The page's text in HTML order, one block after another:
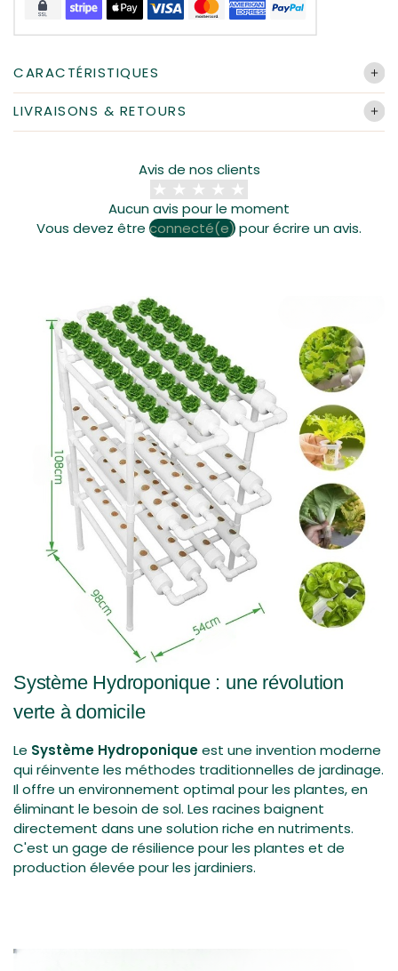
CARACTÉRISTIQUES
Pot :108
Dimensions : 98x50x103cm
LIVRAISONS & RETOURS
Toutes les commandes sont préparées et expédiées par
et jours fériés), pouvant prendre jusqu'à 72h en période
d'affluence. Nos colis arrivent généralement sous 8 jours
ouvrés, mais les délais de livraison partout dans le monde
peuvent prendre jusqu'à 15 jours ouvrés.
nous ne pouvons malheureusement pas vous proposer de
remboursement ou d'échange.
Pour pouvoir bénéficier d'un retour, votre article doit être
inutilisé et dans le même état que lorsque vous l'avez reçu.
Il doit également être dans son emballage d'origine.
Avis de nos clients
Aucun avis pour le moment
Vous devez être connecté(e)pour écrire un avis.
Système Hydroponique : une révolution
verte à domicile
Le Système Hydroponiqueest une invention moderne
qui réinvente les méthodes traditionnelles de jardinage.
Il offre un environnement optimal pour les plantes, en
éliminant le besoin de sol. Les racines baignent
directement dans une solution riche en nutriments.
C'est un gage de résilience pour les plantes et de
production élevée pour les jardiniers.